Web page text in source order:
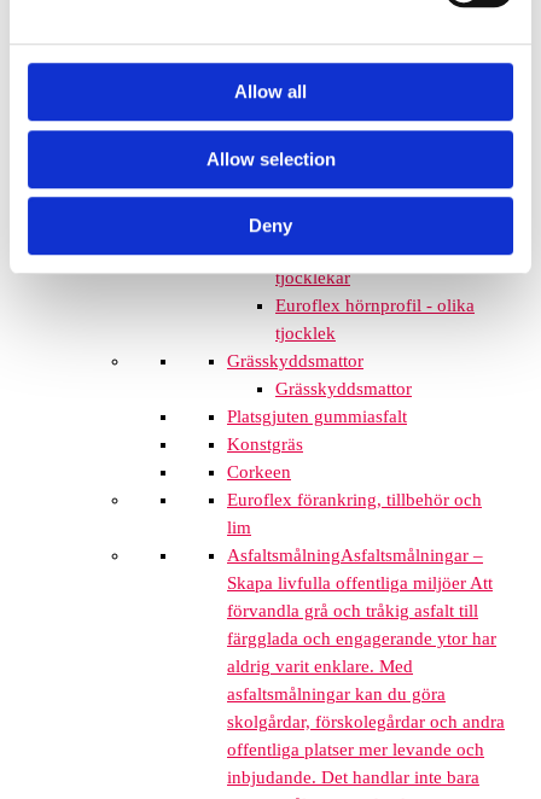
Allow all
Allow selection
Deny
Euroflex stepper/S & C-block
Euroflex gräskantskydd
Euroflex trottoarsten
Euroflex stegblock
Euroflex kantprofil - olika
tjocklekar
Euroflex hörnprofil - olika
tjocklek
Grässkyddsmattor
Grässkyddsmattor
Platsgjuten gummiasfalt
Konstgräs
Corkeen
Euroflex förankring, tillbehör och
lim
AsfaltsmålningAsfaltsmålningar –
Skapa livfulla offentliga miljöer Att
förvandla grå och tråkig asfalt till
färgglada och engagerande ytor har
aldrig varit enklare. Med
asfaltsmålningar kan du göra
skolgårdar, förskolegårdar och andra
offentliga platser mer levande och
inbjudande. Det handlar inte bara